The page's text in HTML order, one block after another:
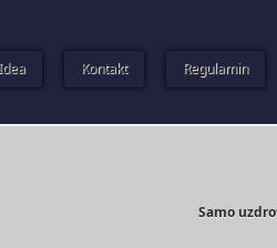
Idea Kontakt Regulamin
Samo